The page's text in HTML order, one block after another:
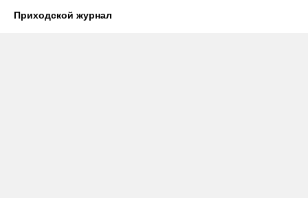
Приходской журнал